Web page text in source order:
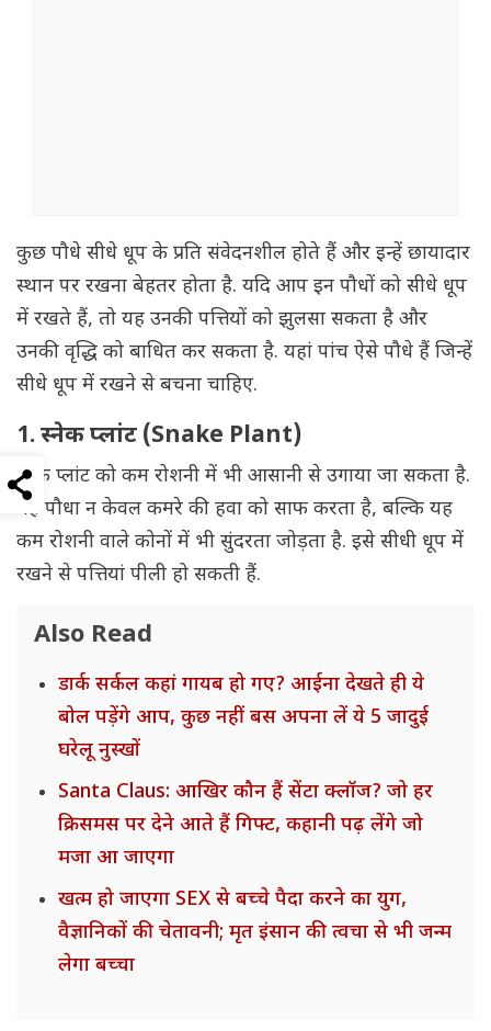
कुछ पौधे सीधे धूप के प्रति संवेदनशील होते हैं और इन्हें छायादार
स्थान पर रखना बेहतर होता है. यदि आप इन पौधों को सीधे धूप
में रखते हैं, तो यह उनकी पत्तियों को झुलसा सकता है और
उनकी वृद्धि को बाधित कर सकता है. यहां पांच ऐसे पौधे हैं जिन्हें
सीधे धूप में रखने से बचना चाहिए.
1. स्नेक प्लांट (Snake Plant)
स्नेक प्लांट को कम रोशनी में भी आसानी से उगाया जा सकता है.
यह पौधा न केवल कमरे की हवा को साफ करता है, बल्कि यह
कम रोशनी वाले कोनों में भी सुंदरता जोड़ता है. इसे सीधी धूप में
रखने से पत्तियां पीली हो सकती हैं.
Also Read
डार्क सर्कल कहां गायब हो गए? आईना देखते ही ये
बोल पड़ेंगे आप, कुछ नहीं बस अपना लें ये 5 जादुई
घरेलू नुस्खों
Santa Claus: आखिर कौन हैं सेंटा क्लॉज? जो हर
क्रिसमस पर देने आते हैं गिफ्ट, कहानी पढ़ लेंगे जो
मजा आ जाएगा
खत्म हो जाएगा SEX से बच्चे पैदा करने का युग,
वैज्ञानिकों की चेतावनी; मृत इंसान की त्वचा से भी जन्म
लेगा बच्चा